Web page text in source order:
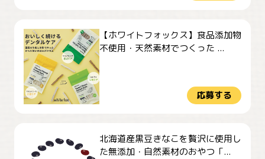
【ホワイトフォックス】食品添加物
不使用・天然素材でつくった ...
応募する
北海道産黒豆きなこを贅沢に使用し
た無添加・自然素材のおやつ「...